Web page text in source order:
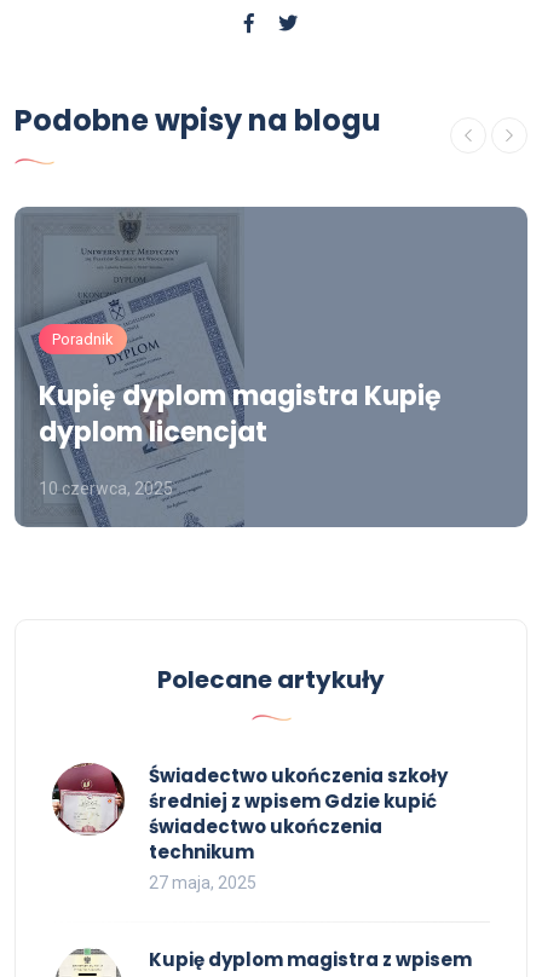
Podobne wpisy na blogu
Poradnik
Kupię dyplom magistra Kupię
dyplom licencjat
10 czerwca, 2025
Polecane artykuły
Świadectwo ukończenia szkoły
średniej z wpisem Gdzie kupić
świadectwo ukończenia
technikum
27 maja, 2025
Kupię dyplom magistra z wpisem